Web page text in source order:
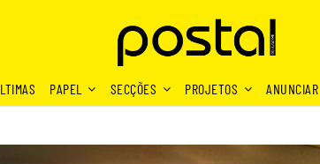
PAPEL SECÇÕES PROJETOS ANUNCIAR